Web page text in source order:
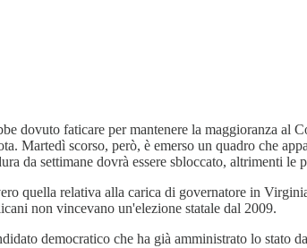
dovuto faticare per mantenere la maggioranza al
Martedì scorso, però, è emerso un quadro che
da settimane dovrà essere sbloccato, altrimenti le
quella relativa alla carica di governatore in
non vincevano un'elezione statale dal 2009.
democratico che ha già amministrato lo stato